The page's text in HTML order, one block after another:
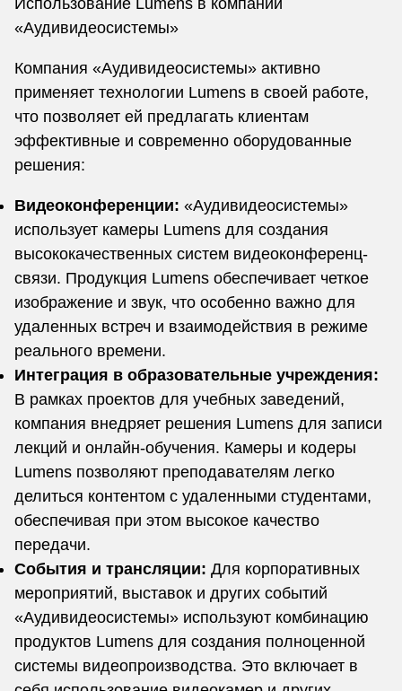
«Аудивидеосистемы»
Компания «Аудивидеосистемы» активно
применяет технологии Lumens в своей работе,
что позволяет ей предлагать клиентам
эффективные и современно оборудованные
решения:
Видеоконференции: «Аудивидеосистемы»
использует камеры Lumens для создания
высококачественных систем видеоконференц-
связи. Продукция Lumens обеспечивает четкое
изображение и звук, что особенно важно для
удаленных встреч и взаимодействия в режиме
реального времени.
Интеграция в образовательные учреждения:
В рамках проектов для учебных заведений,
компания внедряет решения Lumens для записи
лекций и онлайн-обучения. Камеры и кодеры
Lumens позволяют преподавателям легко
делиться контентом с удаленными студентами,
обеспечивая при этом высокое качество
передачи.
События и трансляции: Для корпоративных
мероприятий, выставок и других событий
«Аудивидеосистемы» используют комбинацию
продуктов Lumens для создания полноценной
системы видеопроизводства. Это включает в